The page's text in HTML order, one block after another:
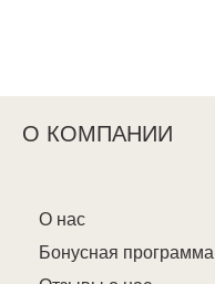
О КОМПАНИИ
О нас
Бонусная программа